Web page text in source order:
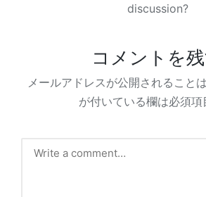
discussion?
コメントを
メールアドレスが公開されること
が付いている欄は必須項